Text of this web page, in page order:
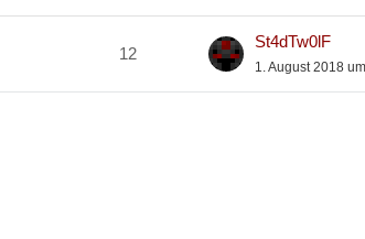
12
St4dTw0lF
1. August 2018